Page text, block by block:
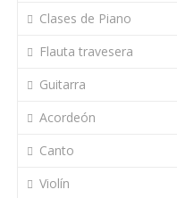
Clases de Piano
Flauta travesera
Guitarra
Acordeón
Canto
Violín